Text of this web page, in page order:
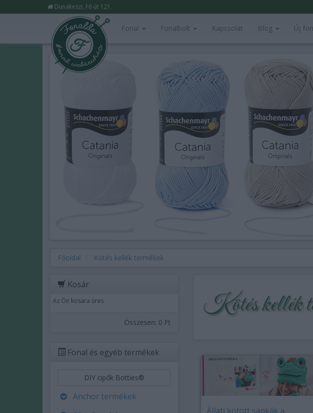
Dunakeszi, Fő út 121.
Fonal Fonalbolt Kapcsolat Blog Új
Főoldal Kötés kellék termékek
Kosár
Az Ön kosara üres
Összesen: 0 Ft
Fonal és egyéb termékek
DIY cipők Botties®
Anchor termékek
Kötés kellék
Állati kötött sapkák a